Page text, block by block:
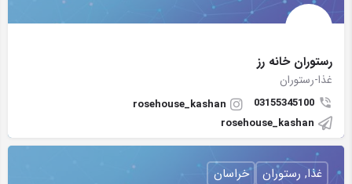
رستوران خانه رز
غذا-رستوران
03155345100
rosehouse_kashan
rosehouse_kashan
غذا, رستوران خراسان